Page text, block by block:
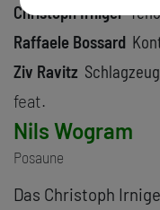
Christoph Irniger
Raffaele Bossard
Ziv Ravitz Schlagzeug
feat.
Nils Wogram
Posaune
Das Christoph